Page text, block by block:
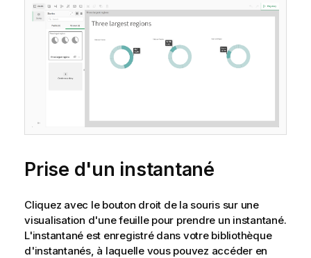
Prise d'un instantané
Cliquez avec le bouton droit de la souris sur une
visualisation d'une feuille pour prendre un instantané.
L'instantané est enregistré dans votre bibliothèque
d'instantanés, à laquelle vous pouvez accéder en